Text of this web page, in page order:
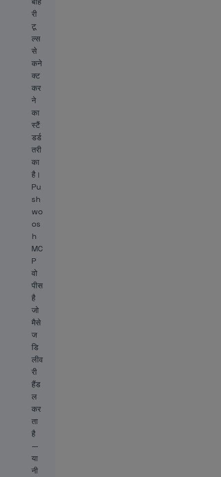
री
टू
ल्स
से
कने
क्ट
कर
ने
का
स्टैं
डर्ड
तरी
का
है।
Pu
sh
wo
os
h
MC
P
वो
पीस
है
जो
मैसे
ज
डि
लीव
री
हैंड
ल
कर
ता
है
—
या
नी